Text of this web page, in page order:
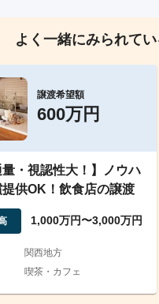
よく一緒にみられて
譲渡希望額
600万円
量・視認性大！】ノウハ
提供OK！飲食店の譲渡
1,000万円〜3,000万円
関西地方
喫茶・カフェ